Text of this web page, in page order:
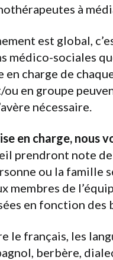
à
est global,
médico-sociales
charge de
en groupe
nécessaire.
en charge, nous
prendront note
ou la famille
membres de
en fonction des
le français, les
berbère,